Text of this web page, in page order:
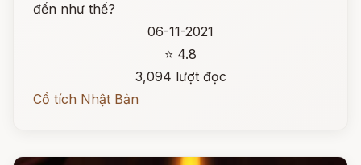
đến như thế?
06-11-2021
⭐ 4.8
3,094 lượt đọc
Cổ tích Nhật Bản